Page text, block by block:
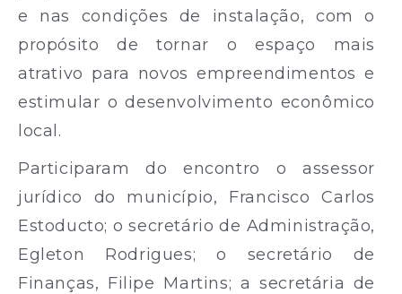
e nas condições de instalação, com o
propósito de tornar o espaço mais
atrativo para novos empreendimentos e
estimular o desenvolvimento econômico
local.
Participaram do encontro o assessor
jurídico do município, Francisco Carlos
Estoducto; o secretário de Administração,
Egleton Rodrigues; o secretário de
Finanças, Filipe Martins; a secretária de